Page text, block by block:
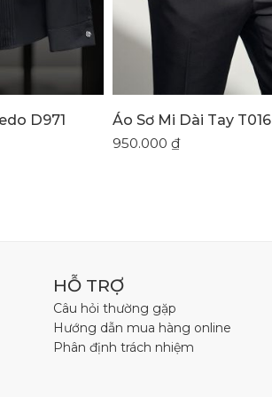
D971 Áo Sơ Mi Dài Tay T016
950.000 ₫
HỖ TRỢ
Câu hỏi thường gặp
Hướng dẫn mua hàng online
Phân định trách nhiệm